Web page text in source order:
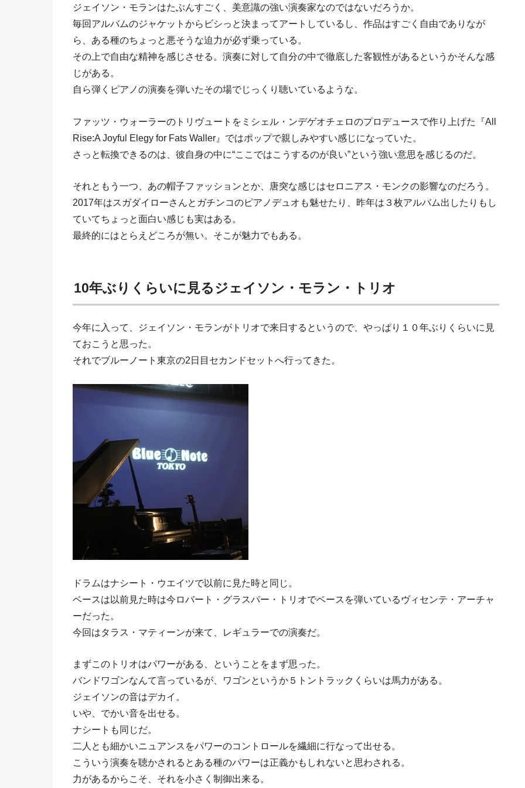
ジェイソン・モランはたぶんすごく、美意識の強い演奏家なのではないだろうか。
毎回アルバムのジャケットからビシっと決まってアートしているし、作品はすごく自由でありなが
ら、ある種のちょっと悪そうな迫力が必ず乗っている。
その上で自由な精神を感じさせる。演奏に対して自分の中で徹底した客観性があるというかそんな感
じがある。
自ら弾くピアノの演奏を弾いたその場でじっくり聴いているような。
ファッツ・ウォーラーのトリヴュートをミシェル・ンデゲオチェロのプロデュースで作り上げた『All
Rise:A Joyful Elegy for Fats Waller』ではポップで親しみやすい感じになっていた。
さっと転換できるのは、彼自身の中に“ここではこうするのが良い”という強い意思を感じるのだ。
それともう一つ、あの帽子ファッションとか、唐突な感じはセロニアス・モンクの影響なのだろう。
2017年はスガダイローさんとガチンコのピアノデュオも魅せたり、昨年は３枚アルバム出したりもし
ていてちょっと面白い感じも実はある。
最終的にはとらえどころが無い。そこが魅力でもある。
10年ぶりくらいに見るジェイソン・モラン・トリオ
今年に入って、ジェイソン・モランがトリオで来日するというので、やっぱり１０年ぶりくらいに見
ておこうと思った。
それでブルーノート東京の2日目セカンドセットへ行ってきた。
ドラムはナシート・ウエイツで以前に見た時と同じ。
ベースは以前見た時は今ロバート・グラスパー・トリオでベースを弾いているヴィセンテ・アーチャ
ーだった。
今回はタラス・マティーンが来て、レギュラーでの演奏だ。
まずこのトリオはパワーがある、ということをまず思った。
バンドワゴンなんて言っているが、ワゴンというか５トントラックくらいは馬力がある。
ジェイソンの音はデカイ。
いや、でかい音を出せる。
ナシートも同じだ。
二人とも細かいニュアンスをパワーのコントロールを繊細に行なって出せる。
こういう演奏を聴かされるとある種のパワーは正義かもしれないと思わされる。
力があるからこそ、それを小さく制御出来る。